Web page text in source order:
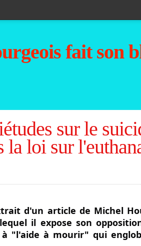
fait son
sur le
la loi sur
d'un article de Michel
il expose son
"l'aide à mourir" qui